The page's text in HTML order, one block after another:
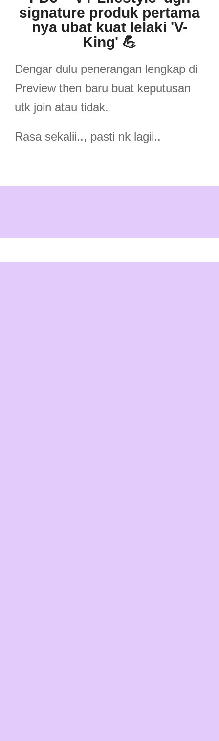
signature produk pertama
nya ubat kuat lelaki 'V-
King' 💪
Dengar dulu penerangan lengkap di
Preview then baru buat keputusan
utk join atau tidak.
Rasa sekalii.., pasti nk lagii..